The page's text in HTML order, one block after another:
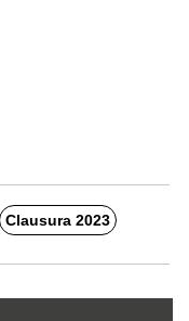
Clausura 2023